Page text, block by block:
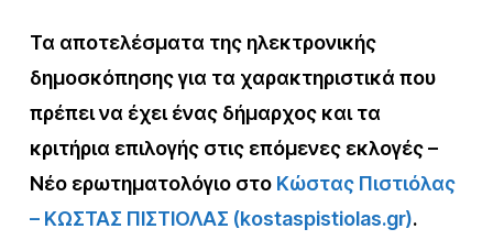
Τα αποτελέσματα της ηλεκτρονικής
δημοσκόπησης για τα χαρακτηριστικά που
πρέπει να έχει ένας δήμαρχος και τα
κριτήρια επιλογής στις επόμενες εκλογές –
Νέο ερωτηματολόγιο στο Κώστας Πιστιόλας
– ΚΩΣΤΑΣ ΠΙΣΤΙΟΛΑΣ (kostaspistiolas.gr).